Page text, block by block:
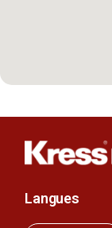
Langues